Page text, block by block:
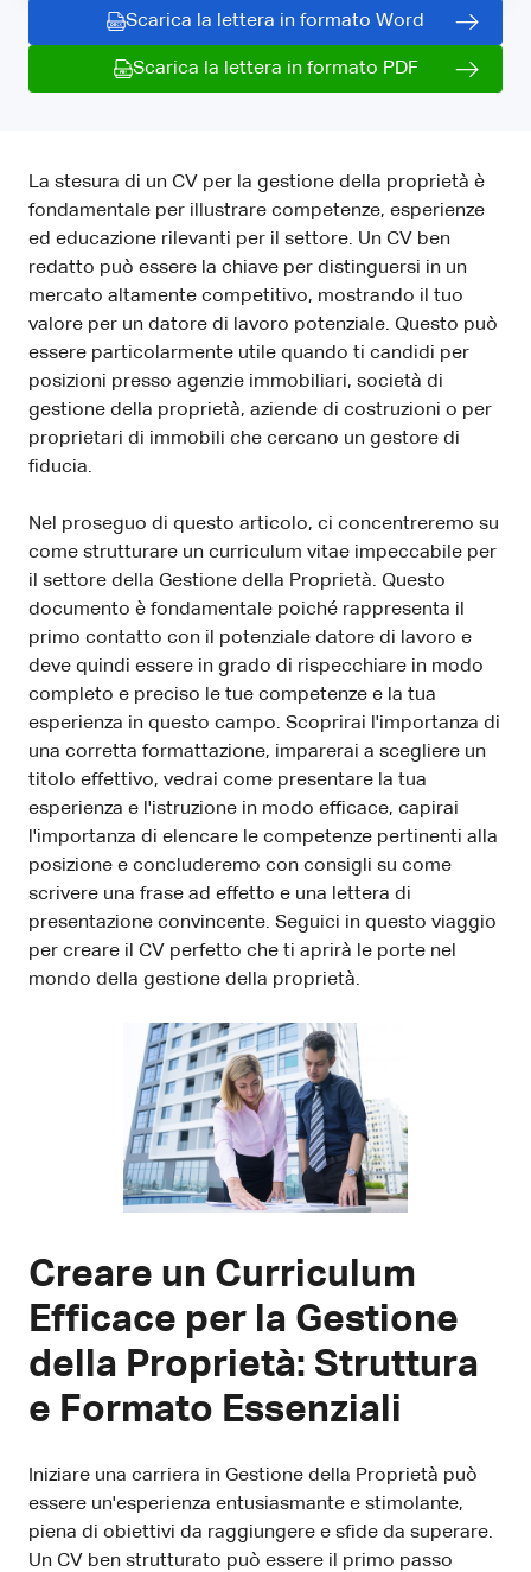
Scarica la lettera in formato Word
Scarica la lettera in formato PDF
La stesura di un CV per la gestione della proprietà è
fondamentale per illustrare competenze, esperienze
ed educazione rilevanti per il settore. Un CV ben
redatto può essere la chiave per distinguersi in un
mercato altamente competitivo, mostrando il tuo
valore per un datore di lavoro potenziale. Questo può
essere particolarmente utile quando ti candidi per
posizioni presso agenzie immobiliari, società di
gestione della proprietà, aziende di costruzioni o per
proprietari di immobili che cercano un gestore di
fiducia.
Nel proseguo di questo articolo, ci concentreremo su
come strutturare un curriculum vitae impeccabile per
il settore della Gestione della Proprietà. Questo
documento è fondamentale poiché rappresenta il
primo contatto con il potenziale datore di lavoro e
deve quindi essere in grado di rispecchiare in modo
completo e preciso le tue competenze e la tua
esperienza in questo campo. Scoprirai l'importanza di
una corretta formattazione, imparerai a scegliere un
titolo effettivo, vedrai come presentare la tua
esperienza e l'istruzione in modo efficace, capirai
l'importanza di elencare le competenze pertinenti alla
posizione e concluderemo con consigli su come
scrivere una frase ad effetto e una lettera di
presentazione convincente. Seguici in questo viaggio
per creare il CV perfetto che ti aprirà le porte nel
mondo della gestione della proprietà.
Creare un Curriculum
Efficace per la Gestione
della Proprietà: Struttura
e Formato Essenziali
Iniziare una carriera in Gestione della Proprietà può
essere un'esperienza entusiasmante e stimolante,
piena di obiettivi da raggiungere e sfide da superare.
Un CV ben strutturato può essere il primo passo